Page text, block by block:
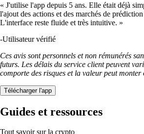
« J'utilise l'app depuis 5 ans. Elle était déjà
l'ajout des actions et des marchés de
L'interface reste fluide et très intuitive. »
-Utilisateur vérifié
Ces avis sont personnels et non rémunérés
futurs. Les délais du service client peuvent
comporte des risques et la valeur peut monter
Télécharger l'app
Guides et ressources
Tout savoir sur la crypto